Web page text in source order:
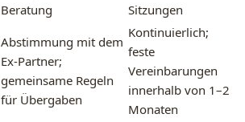
Beratung
Sitzungen
Abstimmung mit dem
Ex-Partner;
gemeinsame Regeln
für Übergaben
Kontinuierlich;
feste
Vereinbarungen
innerhalb von 1–2
Monaten